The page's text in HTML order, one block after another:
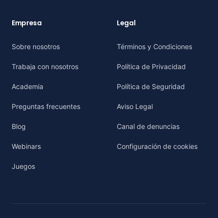
Empresa
Sobre nosotros
Trabaja con nosotros
Academia
Preguntas frecuentes
Blog
Webinars
Juegos
Legal
Términos y Condiciones
Política de Privacidad
Política de Seguridad
Aviso Legal
Canal de denuncias
Configuración de cookies